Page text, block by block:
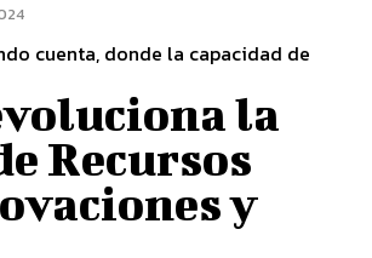
cuenta, donde la capacidad de
la
Recursos
y